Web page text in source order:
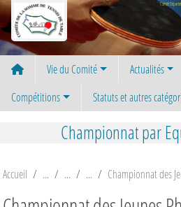
Comité
Vie du Comité Actualités
Compétitions
Statuts et autres
Championnat par
Accueil Championnat des
Panneau de gestion des cookies